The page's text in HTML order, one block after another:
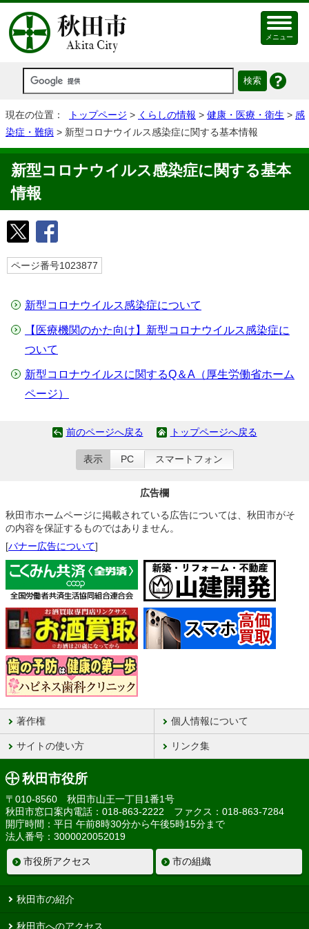
メニュー
現在の位置： トップページ > くらしの情報 > 健康・医療・衛生 > 感
染症・難病 > 新型コロナウイルス感染症に関する基本情報
新型コロナウイルス感染症に関する基本
情報
ページ番号1023877
新型コロナウイルス感染症について
【医療機関のかた向け】新型コロナウイルス感染症に
ついて
新型コロナウイルスに関するQ＆A（厚生労働省ホーム
ページ）
前のページへ戻る トップページへ戻る
表示 PC スマートフォン
広告欄
秋田市ホームページに掲載されている広告については、秋田市がそ
の内容を保証するものではありません。
[バナー広告について]
著作権 個人情報について
サイトの使い方 リンク集
秋田市役所
〒010-8560 秋田市山王一丁目1番1号
秋田市窓口案内電話：018-863-2222 ファクス：018-863-7284
開庁時間：平日 午前8時30分から午後5時15分まで
法人番号：3000020052019
市役所アクセス 市の組織
秋田市の紹介
秋田市へのアクセス